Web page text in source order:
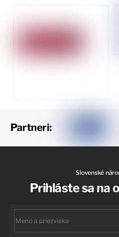
Partneri:
Slovenské
Prihláste sa na